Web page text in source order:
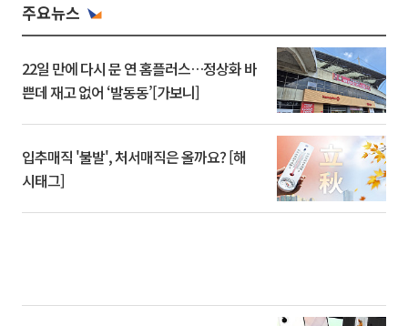
주요뉴스
22일 만에 다시 문 연 홈플러스…정상화 바
쁜데 재고 없어 ‘발동동’[가보니]
입추매직 '불발', 처서매직은 올까요? [해
시태그]